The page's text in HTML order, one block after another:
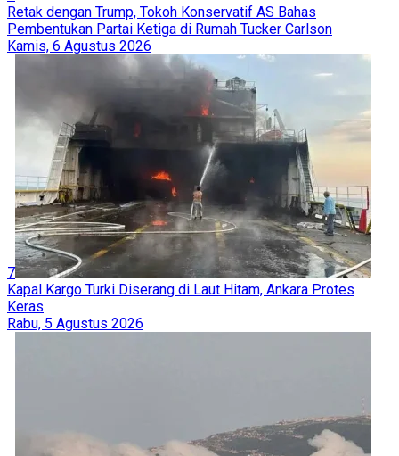
Retak dengan Trump, Tokoh Konservatif AS Bahas
Pembentukan Partai Ketiga di Rumah Tucker Carlson
Kamis, 6 Agustus 2026
7
Kapal Kargo Turki Diserang di Laut Hitam, Ankara Protes
Keras
Rabu, 5 Agustus 2026